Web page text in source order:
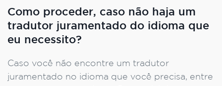
Como proceder, caso não haja um
tradutor juramentado do idioma que
eu necessito?
Caso você não encontre um tradutor
juramentado no idioma que você precisa, entre